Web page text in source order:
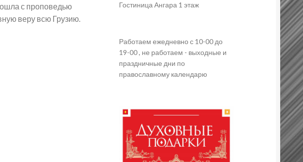
с проповедью
веру всю Грузию.
Гостиница Ангара 1 этаж
Работаем ежедневно с 10-00 до
19-00 , не работаем - выходные и
праздничные дни по
православному календарю